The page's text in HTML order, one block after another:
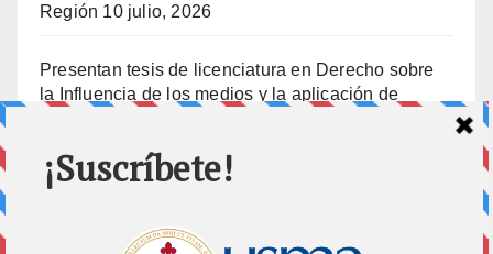
Región 10 julio, 2026
Presentan tesis de licenciatura en Derecho sobre
la Influencia de los medios y la aplicación de